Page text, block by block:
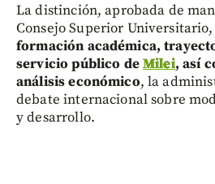
La distinción, aprobada de
Consejo Superior Universitario,
formación académica,
servicio público deMilei, así
análisis económico, la
debate internacional sobre
y desarrollo.